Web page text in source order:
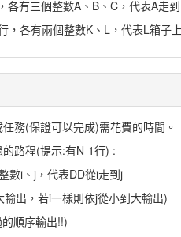
各有三個整數A、B、C，代表A
，各有兩個整數K、L，代表L箱
務(保證可以完成)需花費的時間。
路程(提示:有N-1行) :
數i、j，代表DD從i走到j
輸出，若i一樣則依j從小到大輸出)
順序輸出!!)